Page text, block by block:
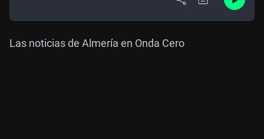
Las noticias de Almería en Onda Cero